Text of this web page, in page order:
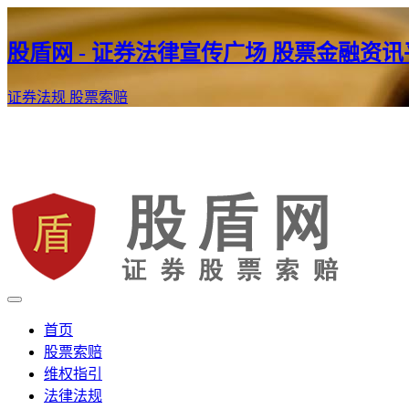
股盾网 - 证券法律宣传广场 股票金融资讯
证券法规 股票索赔
股盾网
证券股票维权网
首页
股票索赔
维权指引
法律法规